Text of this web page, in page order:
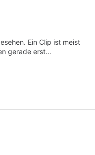
Ein Clip ist meist
gerade erst…